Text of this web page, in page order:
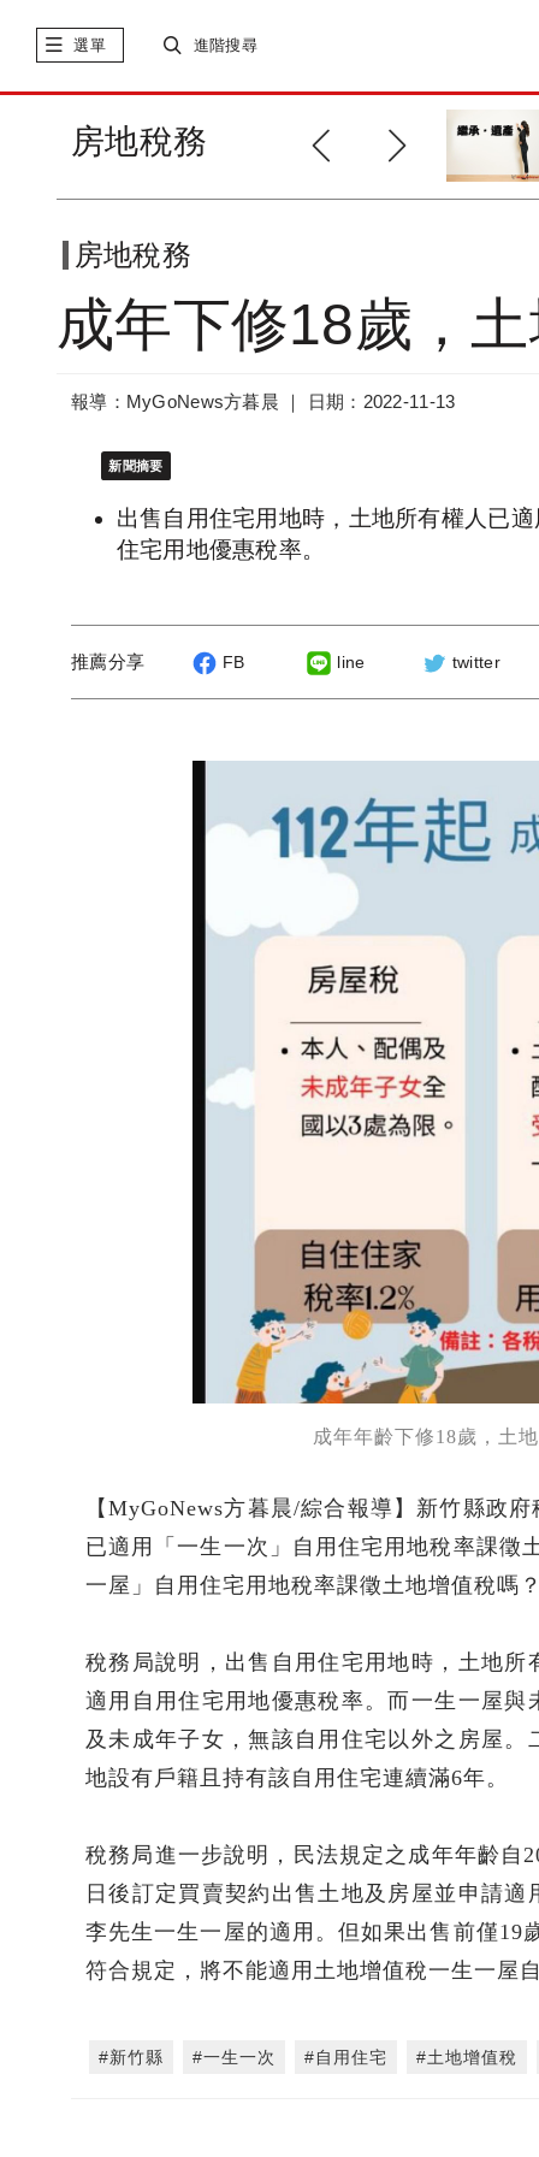
選單 進階搜尋
房地稅務
政部推動智能客服「地稅小幫
房地稅務
成年下修18歲，
報導：MyGoNews方暮晨 ｜ 日期：2022-11-13
新聞摘要
出售自用住宅用地時，土地所有權人已
住宅用地優惠稅率。
推薦分享 FB line twitter
成年年齡下修18歲，土
【MyGoNews方暮晨/綜合報導】新竹縣政
已適用「一生一次」自用住宅用地稅率課徵
一屋」自用住宅用地稅率課徵土地增值稅嗎
稅務局說明，出售自用住宅用地時，土地
適用自用住宅用地優惠稅率。而一生一屋
及未成年子女，無該自用住宅以外之房屋
地設有戶籍且持有該自用住宅連續滿6年。
稅務局進一步說明，民法規定之成年年齡自
日後訂定買賣契約出售土地及房屋並申請
李先生一生一屋的適用。但如果出售前僅19
符合規定，將不能適用土地增值稅一生一屋
#新竹縣 #一生一次 #自用住宅 #土地增值稅